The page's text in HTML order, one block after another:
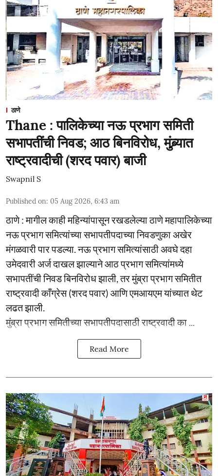
ठाणे
Thane : पालिकेच्या नऊ प्रभाग समिती
सभापतींची निवड; आठ बिनविरोध, मुंब्र्यात
राष्ट्रवादीची (शरद पवार) बाजी
Swapnil S
Published on: 05 Aug 2026, 6:43 am
ठाणे : मागील काही महिन्यांपासून रखडलेल्या ठाणे महापालिकेच्या
नऊ प्रभाग समित्यांच्या सभापतीपदाच्या निवडणुका अखेर
मंगळवारी पार पडल्या. नऊ प्रभाग समित्यांसाठी अवघे दहा
उमेदवारी अर्ज दाखल झाल्याने आठ प्रभाग समित्यांमध्ये
सभापतींची निवड बिनविरोध झाली, तर मुंब्रा प्रभाग समितीत
राष्ट्रवादी काँग्रेस (शरद पवार) आणि एमआयएम यांच्यात थेट
लढत झाली.
मुंब्रा प्रभाग समितीच्या सभापतीपदासाठी राष्ट्रवादी का ...
Read More